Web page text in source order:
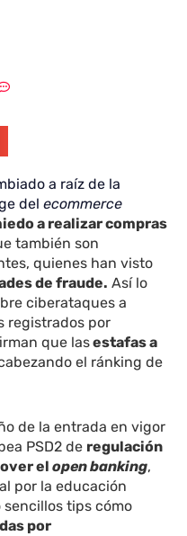
a raíz de la
delecommerce
a realizar compras
también son
quienes han visto
de fraude. Así lo
ciberataques a
registrados por
que lasestafas a
el ránking de
de la entrada en vigor
PSD2 de regulación
elopen banking,
por la educación
tips cómo
por